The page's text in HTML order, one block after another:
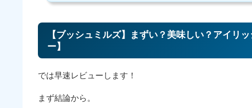
【ブッシュミルズ】まずい？美味しい？アイリ
ー】
では早速レビューします！
まず結論から。